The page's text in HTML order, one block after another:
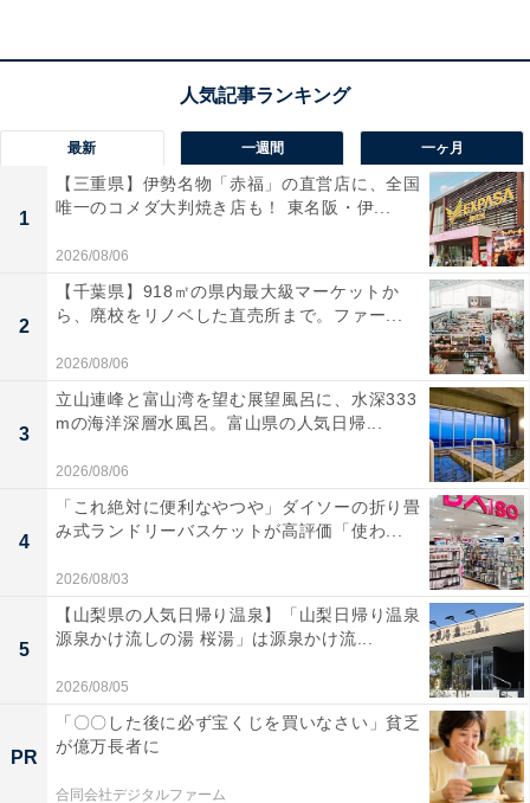
傘グリッパーを付けているだけで目立つ
傘の柄にはデザインがないものが多いので、傘グリッパ
ーを付けているだけで目立ちます。自分の傘をすぐに見
つけられますし、ほかの人が間違えて持って行ってしま
うこともないでしょう。
テーブルに安定して掛けられる「チェーン付き傘
マーカー」
日傘や傘のプチストレスといえば、お店で「傘の置き場
がない」というのも1つでしょう。傘置き場があって
最新 一週間 一ヶ月
1
【三重県】伊勢名物「赤福」の直営店に、全国
唯一のコメダ大判焼き店も！ 東名阪・伊...
2026/08/06
2
【千葉県】918㎡の県内最大級マーケットか
ら、廃校をリノベした直売所まで。ファー...
2026/08/06
3
立山連峰と富山湾を望む展望風呂に、水深333
mの海洋深層水風呂。富山県の人気日帰...
2026/08/06
4
「これ絶対に便利なやつや」ダイソーの折り畳
み式ランドリーバスケットが高評価「使わ...
2026/08/03
5
【山梨県の人気日帰り温泉】「山梨日帰り温泉
源泉かけ流しの湯 桜湯」は源泉かけ流...
2026/08/05
PR
「〇〇した後に必ず宝くじを買いなさい」貧乏
が億万長者に
合同会社デジタルファーム